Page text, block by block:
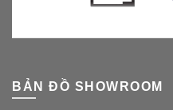
BẢN ĐỒ SHOWROOM